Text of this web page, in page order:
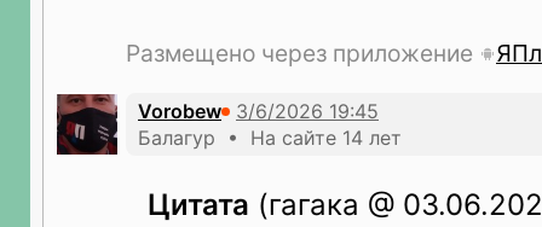
Размещено через приложение
Vorobew
Балагур • На сайте 14 лет
Цитата (гагака @